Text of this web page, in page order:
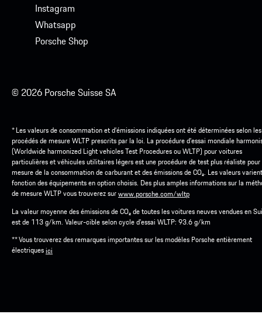
Instagram
Whatsapp
Porsche Shop
© 2026 Porsche Suisse SA
* Les valeurs de consommation et d’émissions indiquées ont été déterminées selon les
procédés de mesure WLTP prescrits par la loi. La procédure d’essai mondiale
(Worldwide harmonized Light vehicles Test Procedures ou WLTP) pour voitures
particulières et véhicules utilitaires légers est une procédure de test plus réaliste
mesure de la consommation de carburant et des émissions de CO₂. Les valeurs
fonction des équipements en option choisis. Des plus amples informations sur la
de mesure WLTP vous trouverez surwww.porsche.com/wltp
La valeur moyenne des émissions de CO₂ de toutes les voitures neuves vendues en
est de 113 g/km. Valeur-cible selon cycle d'essai WLTP: 93.6 g/km
** Vous trouverez des remarques importantes sur les modèles Porsche entièrement
électriquesici